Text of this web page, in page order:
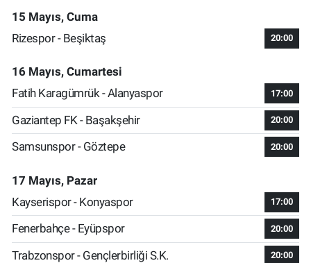
15 Mayıs, Cuma
Rizespor - Beşiktaş
20:00
16 Mayıs, Cumartesi
Fatih Karagümrük - Alanyaspor
17:00
Gaziantep FK - Başakşehir 20:00
Samsunspor - Göztepe 20:00
17 Mayıs, Pazar
Kayserispor - Konyaspor
17:00
Fenerbahçe - Eyüpspor 20:00
Trabzonspor - Gençlerbirliği S.K. 20:00